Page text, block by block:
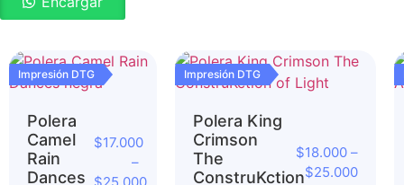
Impresión DTG
Polera
Camel
Rain
Dances
$17.000
–
Impresión DTG
Polera King
Crimson
The
ConstruKction
$18.000 –
$25.000